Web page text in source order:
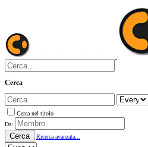
Cerca
Cerca nel titolo
Da:
Cerca Ricerca avanzata...